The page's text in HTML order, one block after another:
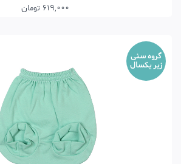
619,000 تومان
گروه سنی
زیر یکسال